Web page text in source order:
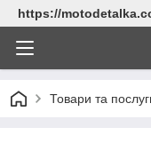
https://
Товари та